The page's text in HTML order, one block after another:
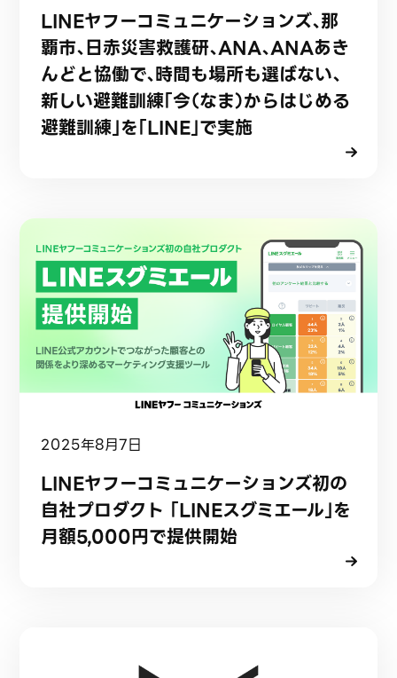
LINEヤフーコミュニケーションズ、那
覇市、日赤災害救護研、ANA、ANAあき
んどと協働で、時間も場所も選ばない、
新しい避難訓練「今（なま）からはじめる
避難訓練」を「LINE」で実施
2025年8月7日
LINEヤフーコミュニケーションズ初の
自社プロダクト 「LINEスグミエール」を
月額5,000円で提供開始